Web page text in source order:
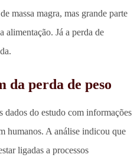
massa magra, mas grande parte
alimentação. Já a perda de
da perda de peso
dados do estudo com informações
humanos. A análise indicou que
ligadas a processos